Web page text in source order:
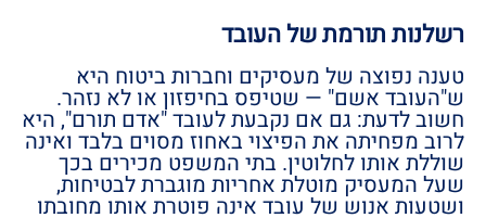
רשלנות תורמת של העובד
טענה נפוצה של מעסיקים וחברות ביטוח היא
ש"העובד אשם" — שטיפס בחיפזון או לא נזהר.
חשוב לדעת: גם אם נקבעת לעובד "אדם תורם", היא
לרוב מפחיתה את הפיצוי באחוז מסוים בלבד ואינה
שוללת אותו לחלוטין. בתי המשפט מכירים בכך
שעל המעסיק מוטלת אחריות מוגברת לבטיחות,
ושטעות אנוש של עובד אינה פוטרת אותו מחובתו